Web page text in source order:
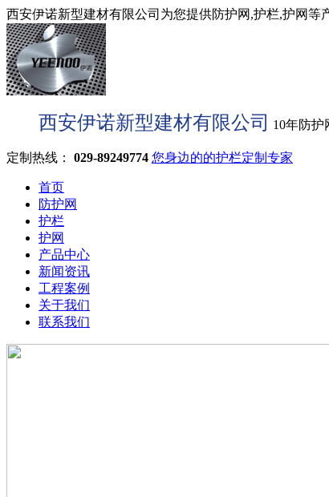
西安伊诺新型建材有限公司为您提供防护网,护栏,护网
西安伊诺新型建材有限公司 10年防护
定制热线： 029-89249774 您身边的的护栏定制专家
首页
防护网
护栏
护网
产品中心
新闻资讯
工程案例
关于我们
联系我们